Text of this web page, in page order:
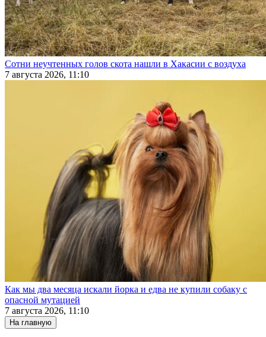
Сотни неучтенных голов скота нашли в Хакасии с воздуха
7 августа 2026, 11:10
Как мы два месяца искали йорка и едва не купили собаку с
опасной мутацией
7 августа 2026, 11:10
На главную